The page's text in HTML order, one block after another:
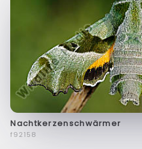
Nachtkerzenschwärmer
f92158